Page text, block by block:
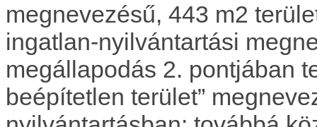
megnevezésű, 443 m2
ingatlan-nyilvántartási
megállapodás 2. pontjában
beépítetlen terület”